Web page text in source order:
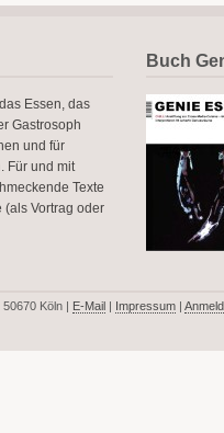
Essen, das
Gastrosoph
und für
Für und mit
Texte
(als Vortrag oder
Buch
Köln | E-Mail | Impressum |